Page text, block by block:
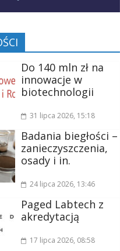
Do 140 mln zł na
innowacje w
biotechnologii
31 lipca 2026, 15:18
Badania biegłości –
zanieczyszczenia,
osady i in.
24 lipca 2026, 13:46
Paged Labtech z
akredytacją
17 lipca 2026, 08:58